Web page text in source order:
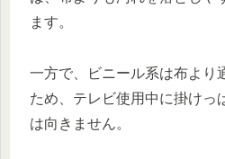
ます。
一方で、ビニール系は布より
ため、テレビ使用中に掛けっ
は向きません。